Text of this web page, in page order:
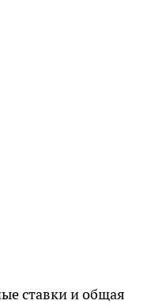
ставки и общая